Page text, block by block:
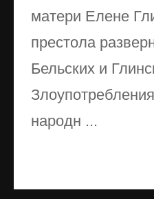
матери Елене
престола
Бельских и
народн ...